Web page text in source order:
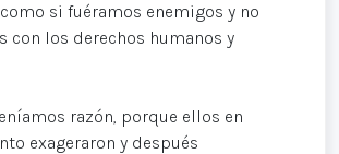
si fuéramos enemigos y no
con los derechos humanos y
razón, porque ellos en
exageraron y después